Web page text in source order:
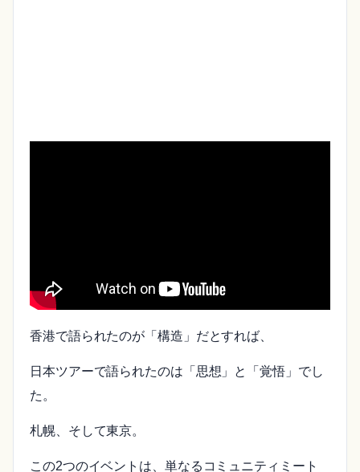
香港で語られたのが「構造」だとすれば、
日本ツアーで語られたのは「思想」と「覚悟」でし
た。
札幌、そして東京。
この2つのイベントは、単なるコミュニティミート